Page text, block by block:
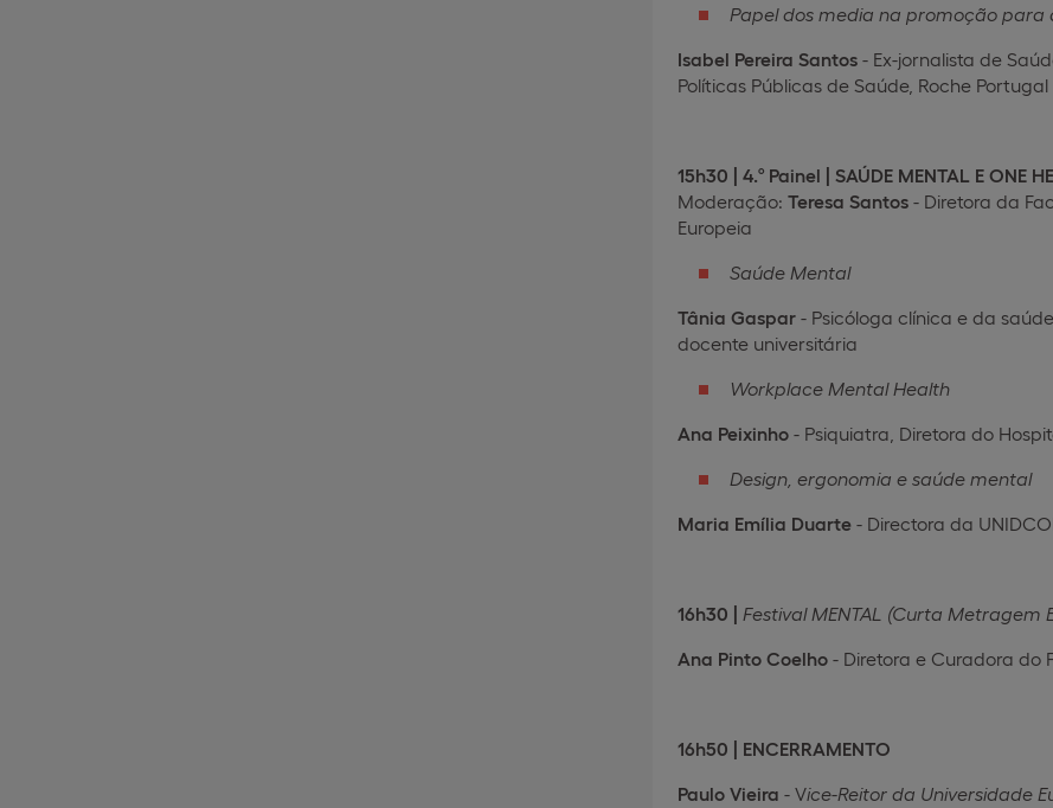
Papel dos media na promoção para
Isabel Pereira Santos- Ex-jornalista de
Políticas Públicas de Saúde, Roche Portugal
15h30 | 4.º Painel | SAÚDE MENTAL E ONE
Moderação: Teresa Santos- Diretora da
Europeia
Saúde Mental
Tânia Gaspar- Psicóloga clínica e da
docente universitária
Workplace Mental Health
Ana Peixinho- Psiquiatra, Diretora do
Design, ergonomia e saúde mental
Maria Emília Duarte- Directora da
16h30 | Festival MENTAL (Curta Metragem
Ana Pinto Coelho- Diretora e Curadora do
16h50 | ENCERRAMENTO
Paulo Vieira - Vice-Reitor da Universidade